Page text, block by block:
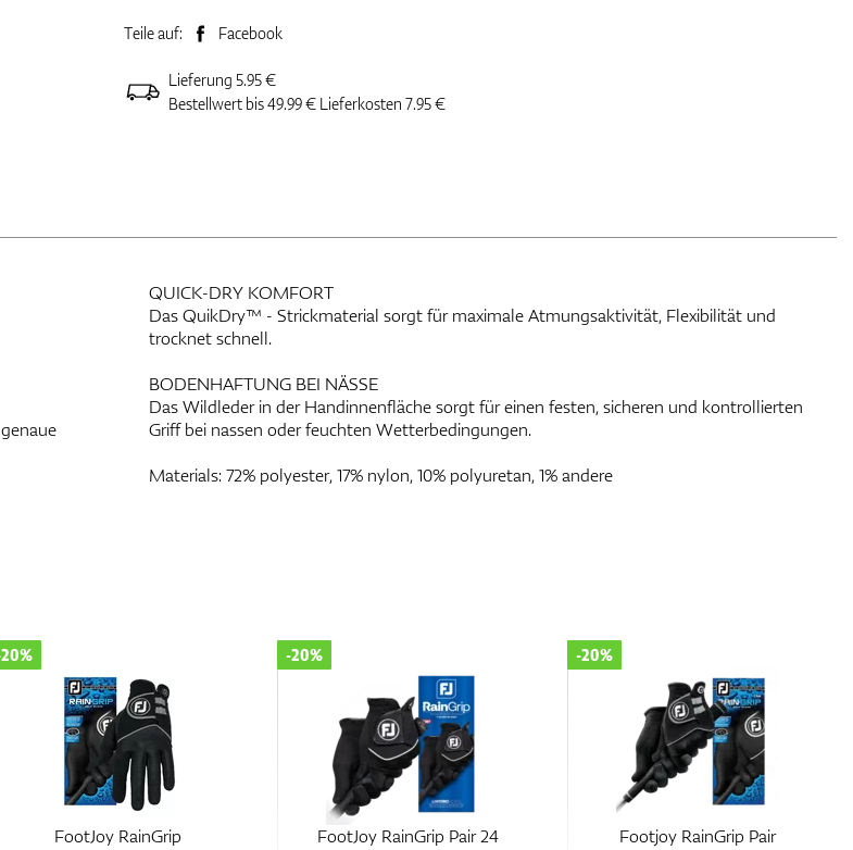
Teile auf: Facebook
Lieferung 5.95 €
Bestellwert bis 49.99 € Lieferkosten 7.95 €
QUICK-DRY KOMFORT
Das QuikDry™ - Strickmaterial sorgt für maximale Atmungsaktivität, Flexibilität und
trocknet schnell.
BODENHAFTUNG BEI NÄSSE
Das Wildleder in der Handinnenfläche sorgt für einen festen, sicheren und kontrollierten
Griff bei nassen oder feuchten Wetterbedingungen.
Materials: 72% polyester, 17% nylon, 10% polyuretan, 1% andere
FootJoy RainGrip FootJoy RainGrip Pair 24
-20%
Footjoy RainGrip Pair
-20%